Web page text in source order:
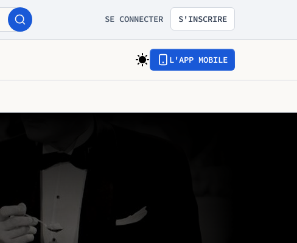
SE CONNECTER S'INSCRIRE
L'APP MOBILE